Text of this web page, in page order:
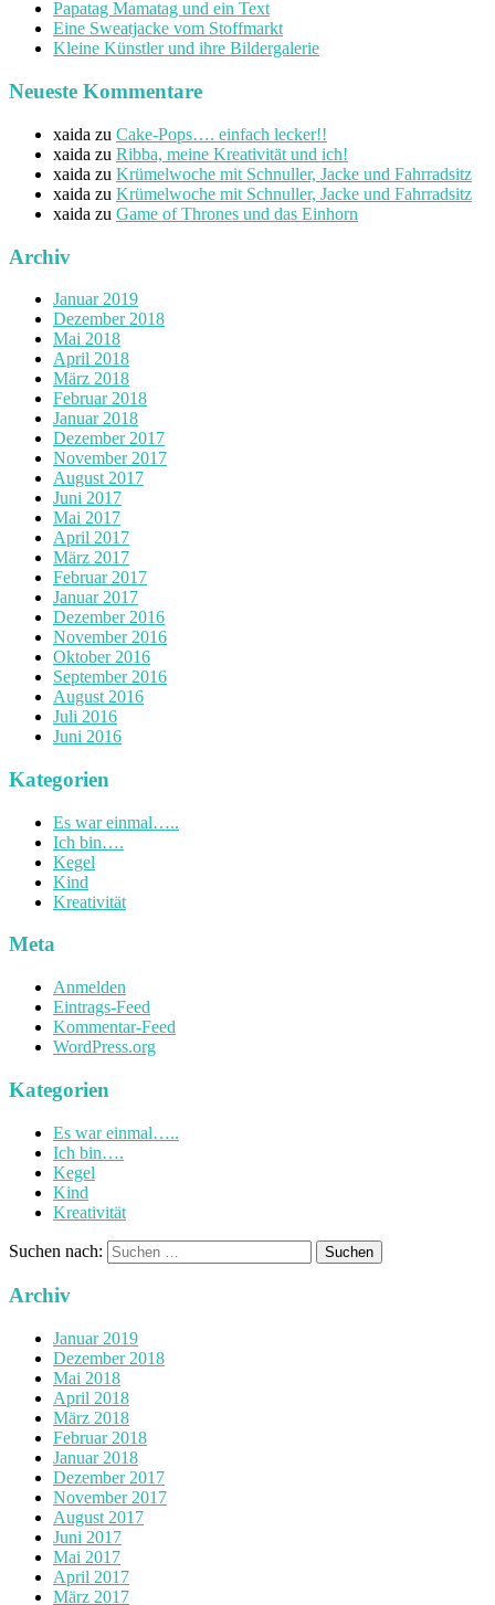
Papatag Mamatag und ein Text
Eine Sweatjacke vom Stoffmarkt
Kleine Künstler und ihre Bildergalerie
Neueste Kommentare
xaida zu Cake-Pops…. einfach lecker!!
xaida zu Ribba, meine Kreativität und ich!
xaida zu Krümelwoche mit Schnuller, Jacke und Fahrradsitz
xaida zu Krümelwoche mit Schnuller, Jacke und Fahrradsitz
xaida zu Game of Thrones und das Einhorn
Archiv
Januar 2019
Dezember 2018
Mai 2018
April 2018
März 2018
Februar 2018
Januar 2018
Dezember 2017
November 2017
August 2017
Juni 2017
Mai 2017
April 2017
März 2017
Februar 2017
Januar 2017
Dezember 2016
November 2016
Oktober 2016
September 2016
August 2016
Juli 2016
Juni 2016
Kategorien
Es war einmal…..
Ich bin….
Kegel
Kind
Kreativität
Meta
Anmelden
Eintrags-Feed
Kommentar-Feed
WordPress.org
Kategorien
Es war einmal…..
Ich bin….
Kegel
Kind
Kreativität
Suchen nach:
Archiv
Januar 2019
Dezember 2018
Mai 2018
April 2018
März 2018
Februar 2018
Januar 2018
Dezember 2017
November 2017
August 2017
Juni 2017
Mai 2017
April 2017
März 2017